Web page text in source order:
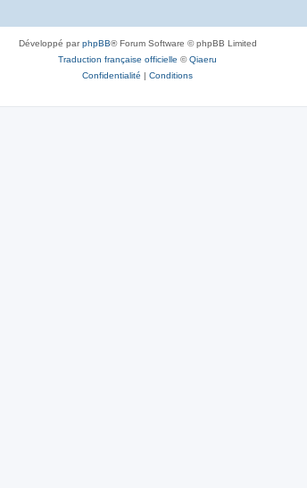
Développé parphpBB® Forum Software © phpBB Limited
Traduction française officielle ©Qiaeru
Confidentialité | Conditions